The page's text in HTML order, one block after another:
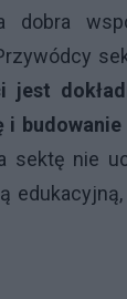
dobra
jest
sektę nie